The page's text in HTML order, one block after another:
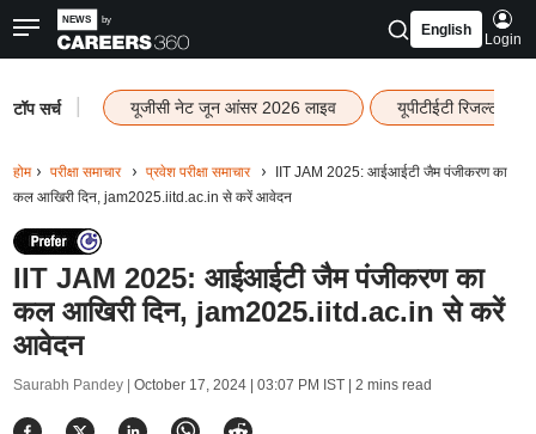
English
Login
टॉप सर्च यूजीसी नेट जून आंसर 2026 लाइव यूपीटीईटी रिजल्ट
होम परीक्षा समाचार प्रवेश परीक्षा समाचार
IIT JAM 2025: आईआईटी जैम पंजीकरण का
कल आखिरी दिन, jam2025.iitd.ac.in से करें आवेदन
IIT JAM 2025: आईआईटी जैम पंजीकरण का
कल आखिरी दिन, jam2025.iitd.ac.in से करें
आवेदन
Saurabh Pandey | October 17, 2024 | 03:07 PM IST| 2 mins read